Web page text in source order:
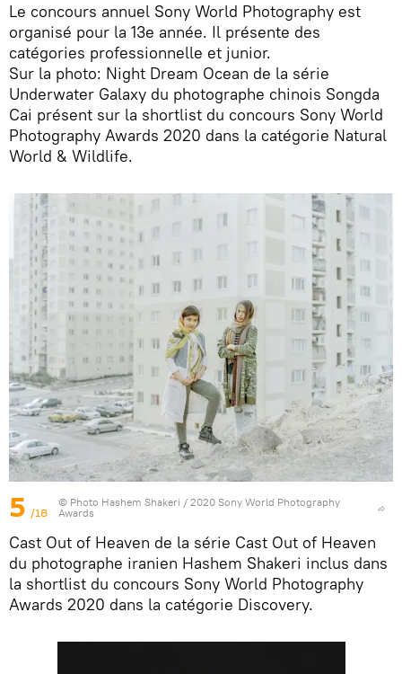
Le concours annuel Sony World Photography est
organisé pour la 13e année. Il présente des
catégories professionnelle et junior.
Sur la photo: Night Dream Ocean de la série
Underwater Galaxy du photographe chinois Songda
Cai présent sur la shortlist du concours Sony World
Photography Awards 2020 dans la catégorie Natural
World & Wildlife.
5 /18
© Photo Hashem Shakeri / 2020 Sony World Photography
Awards
Cast Out of Heaven de la série Cast Out of Heaven
du photographe iranien Hashem Shakeri inclus dans
la shortlist du concours Sony World Photography
Awards 2020 dans la catégorie Discovery.